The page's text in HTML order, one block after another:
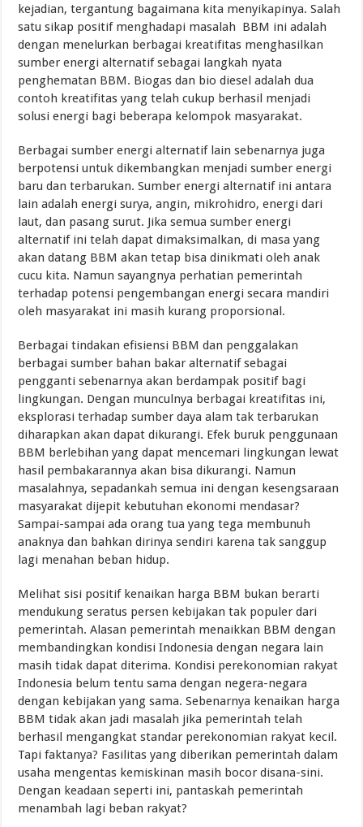
kejadian, tergantung bagaimana kita menyikapinya. Salah
satu sikap positif menghadapi masalah BBM ini adalah
dengan menelurkan berbagai kreatifitas menghasilkan
sumber energi alternatif sebagai langkah nyata
penghematan BBM. Biogas dan bio diesel adalah dua
contoh kreatifitas yang telah cukup berhasil menjadi
solusi energi bagi beberapa kelompok masyarakat.
Berbagai sumber energi alternatif lain sebenarnya juga
berpotensi untuk dikembangkan menjadi sumber energi
baru dan terbarukan. Sumber energi alternatif ini antara
lain adalah energi surya, angin, mikrohidro, energi dari
laut, dan pasang surut. Jika semua sumber energi
alternatif ini telah dapat dimaksimalkan, di masa yang
akan datang BBM akan tetap bisa dinikmati oleh anak
cucu kita. Namun sayangnya perhatian pemerintah
terhadap potensi pengembangan energi secara mandiri
oleh masyarakat ini masih kurang proporsional.
Berbagai tindakan efisiensi BBM dan penggalakan
berbagai sumber bahan bakar alternatif sebagai
pengganti sebenarnya akan berdampak positif bagi
lingkungan. Dengan munculnya berbagai kreatifitas ini,
eksplorasi terhadap sumber daya alam tak terbarukan
diharapkan akan dapat dikurangi. Efek buruk penggunaan
BBM berlebihan yang dapat mencemari lingkungan lewat
hasil pembakarannya akan bisa dikurangi. Namun
masalahnya, sepadankah semua ini dengan kesengsaraan
masyarakat dijepit kebutuhan ekonomi mendasar?
Sampai-sampai ada orang tua yang tega membunuh
anaknya dan bahkan dirinya sendiri karena tak sanggup
lagi menahan beban hidup.
Melihat sisi positif kenaikan harga BBM bukan berarti
mendukung seratus persen kebijakan tak populer dari
pemerintah. Alasan pemerintah menaikkan BBM dengan
membandingkan kondisi Indonesia dengan negara lain
masih tidak dapat diterima. Kondisi perekonomian rakyat
Indonesia belum tentu sama dengan negera-negara
dengan kebijakan yang sama. Sebenarnya kenaikan harga
BBM tidak akan jadi masalah jika pemerintah telah
berhasil mengangkat standar perekonomian rakyat kecil.
Tapi faktanya? Fasilitas yang diberikan pemerintah dalam
usaha mengentas kemiskinan masih bocor disana-sini.
Dengan keadaan seperti ini, pantaskah pemerintah
menambah lagi beban rakyat?